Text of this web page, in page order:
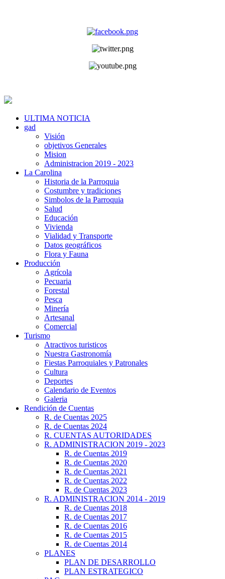
ULTIMA NOTICIA
gad
Visión
objetivos Generales
Mision
Administracion 2019 - 2023
La Carolina
Historia de la Parroquia
Costumbre y tradiciones
Simbolos de la Parroquia
Salud
Educación
Vivienda
Vialidad y Transporte
Datos geográficos
Flora y Fauna
Producción
Agrícola
Pecuaria
Forestal
Pesca
Minería
Artesanal
Comercial
Turismo
Atractivos turisticos
Nuestra Gastronomía
Fiestas Parroquiales y Patronales
Cultura
Deportes
Calendario de Eventos
Galeria
Rendición de Cuentas
R. de Cuentas 2025
R. de Cuentas 2024
R. CUENTAS AUTORIDADES
R. ADMINISTRACION 2019 - 2023
R. de Cuentas 2019
R. de Cuentas 2020
R. de Cuentas 2021
R. de Cuentas 2022
R. de Cuentas 2023
R. ADMINISTRACION 2014 - 2019
R. de Cuentas 2018
R. de Cuentas 2017
R. de Cuentas 2016
R. de Cuentas 2015
R. de Cuentas 2014
PLANES
PLAN DE DESARROLLO
PLAN ESTRATEGICO